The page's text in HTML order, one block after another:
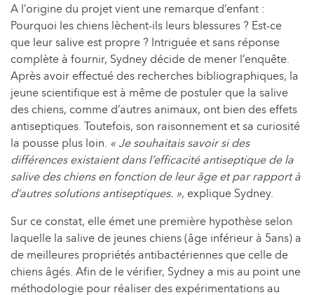
A l’origine du projet vient une remarque d’enfant :
Pourquoi les chiens lèchent-ils leurs blessures ? Est-ce
que leur salive est propre ? Intriguée et sans réponse
complète à fournir, Sydney décide de mener l’enquête.
Après avoir effectué des recherches bibliographiques, la
jeune scientifique est à même de postuler que la salive
des chiens, comme d’autres animaux, ont bien des effets
antiseptiques. Toutefois, son raisonnement et sa curiosité
la pousse plus loin. « Je souhaitais savoir si des
différences existaient dans l’efficacité antiseptique de la
salive des chiens en fonction de leur âge et par rapport à
d’autres solutions antiseptiques. », explique Sydney.
Sur ce constat, elle émet une première hypothèse selon
laquelle la salive de jeunes chiens (âge inférieur à 5ans) a
de meilleures propriétés antibactériennes que celle de
chiens âgés. Afin de le vérifier, Sydney a mis au point une
méthodologie pour réaliser des expérimentations au